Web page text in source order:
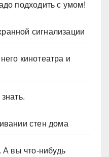
подходить с умом!
сигнализации
кинотеатра и
стен дома
А вы что-нибудь